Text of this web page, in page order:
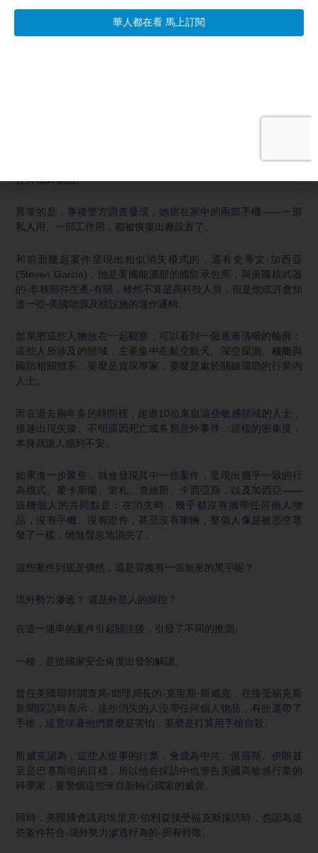
原子彈計劃的地方。
家辦公，中午給女兒送完午餐後，突然失聯了，也是同樣沒有帶
任何私人物品。
異常的是，事後警方調查發現，她留在家中的兩部手機——一部
私人用、一部工作用，都被恢復出廠設置了。
和前面幾起案件呈現出相似消失模式的，還有史蒂文·加西亞
(Steven Garcia)，他是美國能源部的國防承包商，與美國核武器
的-非核部件生產-有關，雖然不算是高科技人員，但是他或許會知
道一些-美國能源及核設施的運作邏輯。
如果把這些人物放在一起觀察，可以看到一個逐漸清晰的輪廓：
這些人所涉及的領域，主要集中在航空航天、深空探測、 核能與
國防相關體系，要麼是資深專家，要麼是處於關鍵環節的行業內
人士。
而在過去兩年多的時間裡，超過10位來自這些敏感領域的人士，
接連出現失蹤、不明原因死亡或各類意外事件，這樣的密集度，
本身就讓人感到不安。
如果進一步聚焦，就會發現其中一些案件，呈現出幾乎一致的行
為模式。麥卡斯蘭、雷札、查維斯、卡西亞斯，以及加西亞——
這幾個人的共同點是：在消失時，幾乎都沒有攜帶任何個人物
品，沒有手機、沒有證件，甚至沒有車輛，整個人像是被憑空蒸
發了一樣，悄無聲息地消失了。
這些案件到底是偶然，還是背後有一張無形的黑手呢？
境外勢力滲透？ 還是外星人的操控？
在這一連串的案件引起關注後，引發了不同的推測。
一種，是從國家安全角度出發的解讀。
曾任美國聯邦調查局-助理局長的-克里斯·斯威克，在接受福克斯
新聞採訪時表示，這些消失的人沒帶任何個人物品，有些還帶了
手槍，這意味著他們要麼是害怕，要麼是打算用手槍自殺。
斯威克認為，這些人從事的行業，會成為中共、俄羅斯、伊朗甚
至是巴基斯坦的目標，所以他在採訪中也警告美國高敏感行業的
科學家，要警惕這些來自新軸心國家的威脅。
同時，美國國會議員埃里克·伯利森接受福克斯採訪時，也認為這
些案件符合-境外勢力滲透行為的-所有特徵。